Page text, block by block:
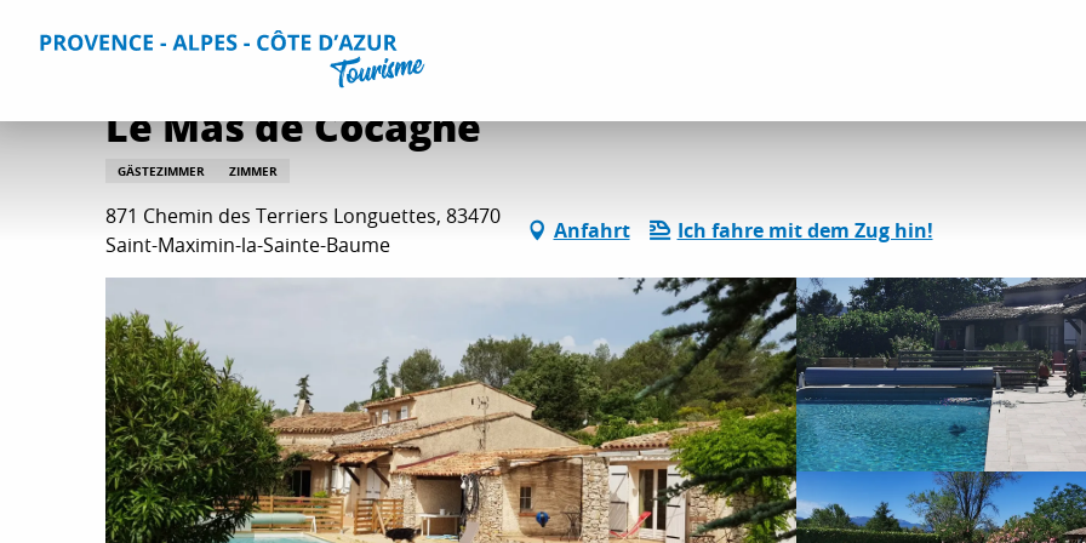
Home Aufenthalt Unterkünfte Alle Gites und Vermietungen
Le Mas de Cocagne
GÄSTEZIMMER ZIMMER
871 Chemin des Terriers Longuettes, 83470
Saint-Maximin-la-Sainte-Baume
Anfahrt Ich fahre mit dem Zug hin!